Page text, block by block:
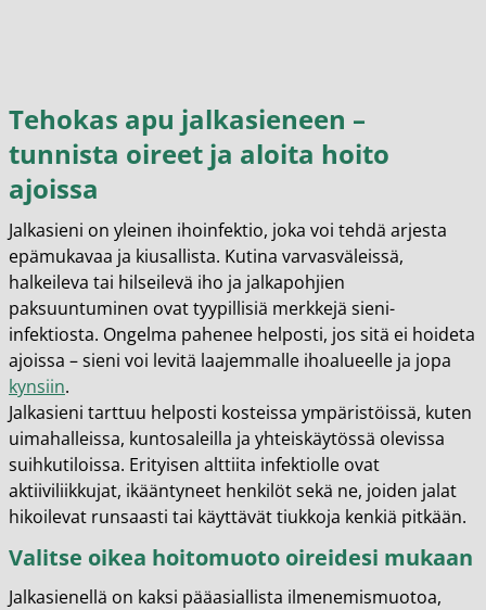
Tehokas apu jalkasieneen –
tunnista oireet ja aloita hoito
ajoissa
Jalkasieni on yleinen ihoinfektio, joka voi tehdä arjesta
epämukavaa ja kiusallista. Kutina varvasväleissä,
halkeileva tai hilseilevä iho ja jalkapohjien
paksuuntuminen ovat tyypillisiä merkkejä sieni-
infektiosta. Ongelma pahenee helposti, jos sitä ei hoideta
ajoissa – sieni voi levitä laajemmalle ihoalueelle ja jopa
kynsiin.
Jalkasieni tarttuu helposti kosteissa ympäristöissä, kuten
uimahalleissa, kuntosaleilla ja yhteiskäytössä olevissa
suihkutiloissa. Erityisen alttiita infektiolle ovat
aktiiviliikkujat, ikääntyneet henkilöt sekä ne, joiden jalat
hikoilevat runsaasti tai käyttävät tiukkoja kenkiä pitkään.
Valitse oikea hoitomuoto oireidesi mukaan
Jalkasienellä on kaksi pääasiallista ilmenemismuotoa,